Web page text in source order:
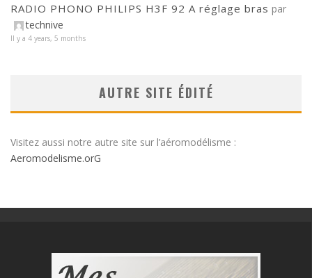
RADIO PHONO PHILIPS H3F 92 A réglage bras par
technive
Il y a 4 years, 5 months
AUTRE SITE ÉDITÉ
Visitez aussi notre autre site sur l’aéromodélisme :
Aeromodelisme.orG